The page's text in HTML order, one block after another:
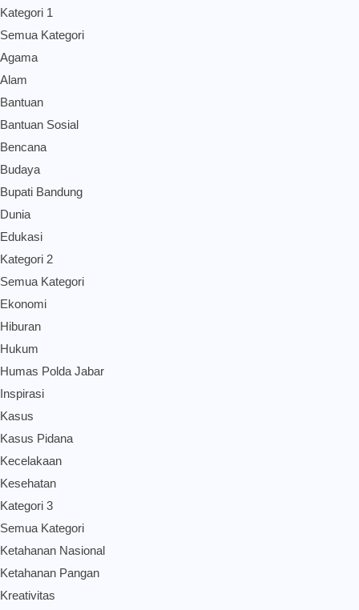
Kategori 1
Semua Kategori
Agama
Alam
Bantuan
Bantuan Sosial
Bencana
Budaya
Bupati Bandung
Dunia
Edukasi
Kategori 2
Semua Kategori
Ekonomi
Hiburan
Hukum
Humas Polda Jabar
Inspirasi
Kasus
Kasus Pidana
Kecelakaan
Kesehatan
Kategori 3
Semua Kategori
Ketahanan Nasional
Ketahanan Pangan
Kreativitas